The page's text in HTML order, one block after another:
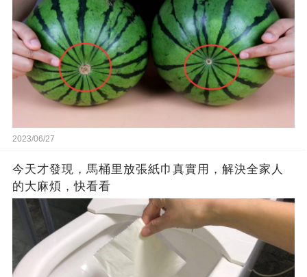
2023/06/27
今天才發現，馬桶里放張紙巾真實用，解決全家人
的大麻煩，快看看